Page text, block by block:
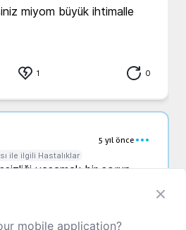
miyom büyük ihtimalle
1 0
5 yıl önce
ile ilgili Hastalıklar
yaşamak bir sorun
yumurtlama
mutlaka muayene olun,
mobile application?